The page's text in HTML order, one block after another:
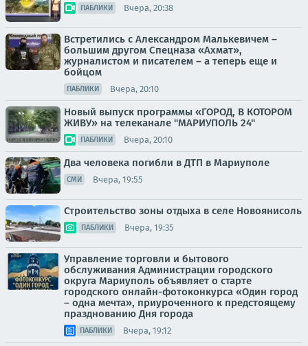
ПАБЛИКИ Вчера, 20:38
Встретились с Александром Малькевичем –
большим другом Спецназа «Ахмат»,
журналистом и писателем – а теперь еще и
бойцом
ПАБЛИКИ Вчера, 20:10
Новый выпуск программы «ГОРОД, В КОТОРОМ
ЖИВУ» на телеканале "МАРИУПОЛЬ 24"
ПАБЛИКИ Вчера, 20:10
Два человека погибли в ДТП в Мариуполе
СМИ Вчера, 19:55
Строительство зоны отдыха в селе Новоянисоль
ПАБЛИКИ Вчера, 19:35
Управление торговли и бытового
обслуживания Администрации городского
округа Мариуполь объявляет о старте
городского онлайн-фотоконкурса «Один город
– одна мечта», приуроченного к предстоящему
празднованию Дня города
ПАБЛИКИ Вчера, 19:12